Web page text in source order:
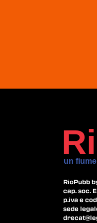
RioPubb
cap. soc.
p.iva e
sede